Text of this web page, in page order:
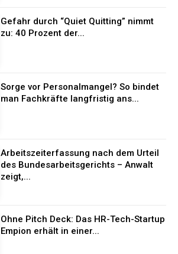
Gefahr durch “Quiet Quitting” nimmt
zu: 40 Prozent der...
Sorge vor Personalmangel? So bindet
man Fachkräfte langfristig ans...
Arbeitszeiterfassung nach dem Urteil
des Bundesarbeitsgerichts – Anwalt
zeigt,...
Ohne Pitch Deck: Das HR-Tech-Startup
Empion erhält in einer...